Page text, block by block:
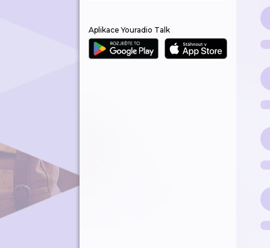
Aplikace Youradio Talk